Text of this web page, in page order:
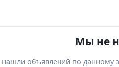
Мы не
объявлений по данному